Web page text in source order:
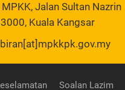
Jalan Sultan Nazrin
Kuala Kangsar
Soalan Lazim